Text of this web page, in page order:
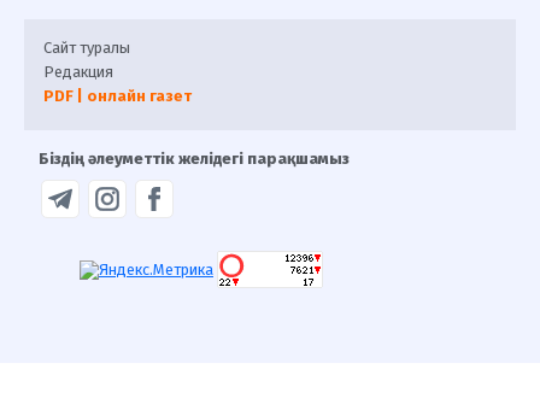
Сайт туралы
Редакция
PDF | онлайн газет
Біздің әлеуметтік желідегі парақшамыз